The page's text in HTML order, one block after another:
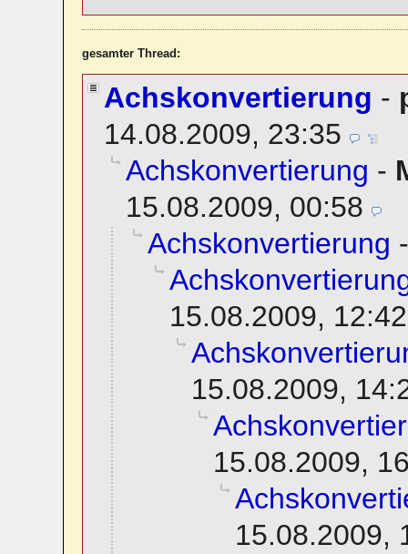
gesamter Thread:
Achskonvertierung -
14.08.2009, 23:35
Achskonvertierung -
15.08.2009, 00:58
Achskonvertierung
15.08.2009, 12:42
15.08.2009,
15.08.2009,
15.08.2009,